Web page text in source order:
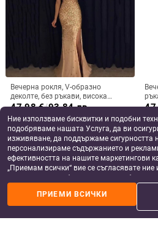
Вечерна рокля, V-образно
деколте, без ръкави, висока
талия, дълга разкроена пола,
полиестер, цип
47.98€/93.84 лв
add_shopping_cart
Ние използваме бисквитки и подобни
подобряваме нашата Услуга, да ви
изживяване, да поддържаме сигурността
персонализираме съдържанието и
ефективността на нашите маркетингови
„Приемам всички“ вие се съгласявате
да съхраняваме бисквитки и подобни
за рекламни и аналитични цели. Можете
своите предпочитания, като натиснете
За повече информация, моля, вижте
данните.
ПРИЕМИ ВСИЧКИ